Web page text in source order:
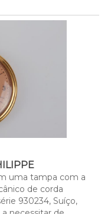
uma tampa com a
de corda
930234, Suíço,